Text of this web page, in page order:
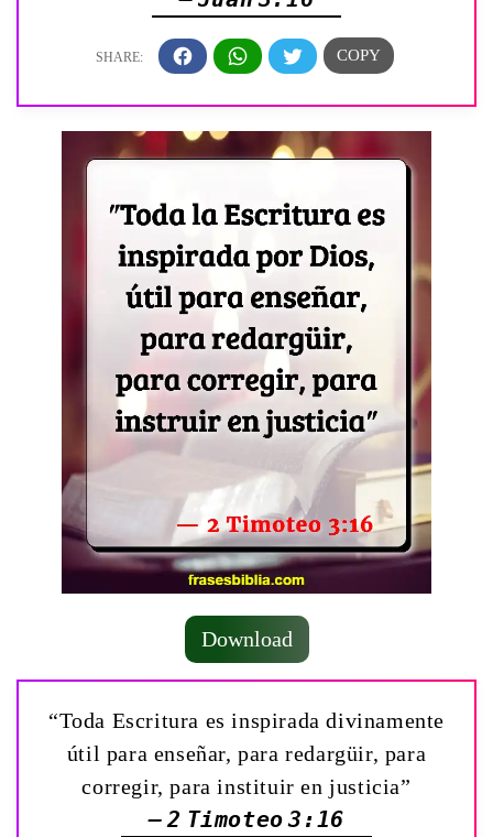
Download
“Toda Escritura es inspirada divinamente
útil para enseñar, para redargüir, para
corregir, para instituir en justicia”
— 2 Timoteo 3:16